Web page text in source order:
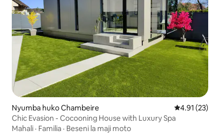
Nyumba huko Chambeire Ukadiriaji wa
4.91 (23)
Chic Evasion - Cocooning House with Luxury Spa
Mahali · Familia · Beseni la maji moto